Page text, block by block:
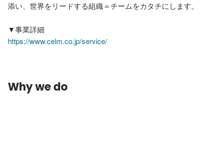
添い、世界をリードする組織＝チームをカタチにします。
https://www.celm.co.jp/service/
Why we do